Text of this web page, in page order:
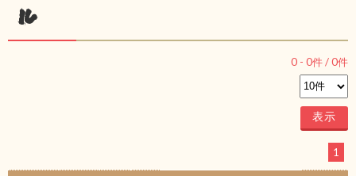
ル
0 - 0件 /0件
1